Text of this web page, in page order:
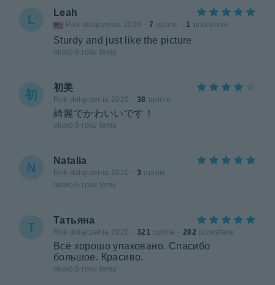
L
Leah
Rok dołączenia 2019 · 7 opinie · 1 przesłane
Sturdy and just like the picture
około 6 roku temu
初
初美
Rok dołączenia 2020 · 38 opinie
綺麗でかわいいです！
około 6 roku temu
N
Natalia
Rok dołączenia 2020 · 3 opinie
około 6 roku temu
Т
Татьяна
Rok dołączenia 2020 · 321 opinie · 282 przesłane
Всё хорошо упаковано. Спасибо
большое. Красиво.
około 6 roku temu